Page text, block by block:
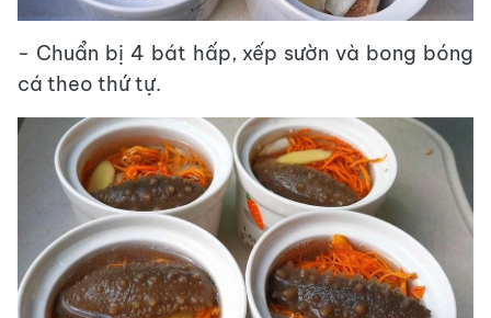
- Chuẩn bị 4 bát hấp, xếp sườn và bong bóng
cá theo thứ tự.